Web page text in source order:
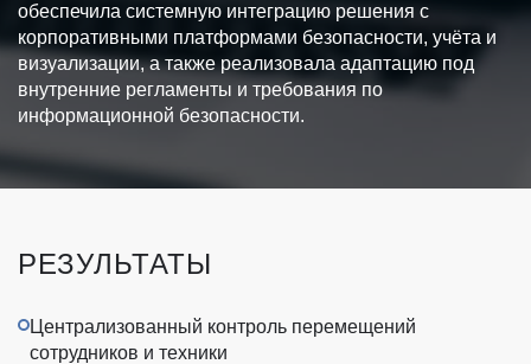
обеспечила системную интеграцию решения с
корпоративными платформами безопасности, учёта и
визуализации, а также реализовала адаптацию под
внутренние регламенты и требования по
информационной безопасности.
РЕЗУЛЬТАТЫ
Централизованный контроль перемещений
сотрудников и техники